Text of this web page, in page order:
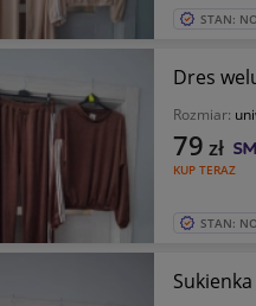
STAN:
Dres
Rozmiar:
KUP TERAZ
79 zł
STAN: